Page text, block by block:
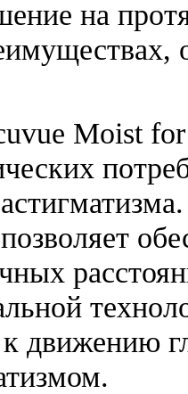
на
Moist for
к движению